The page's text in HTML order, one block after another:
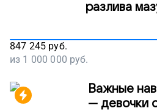
разлива
847 245 руб.
из 1 000 000 руб.
Важные
— девочки